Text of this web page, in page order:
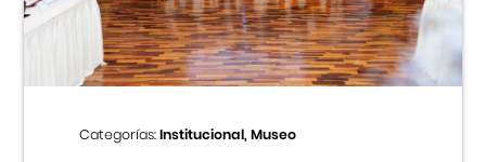
Categorías:Institucional, Museo